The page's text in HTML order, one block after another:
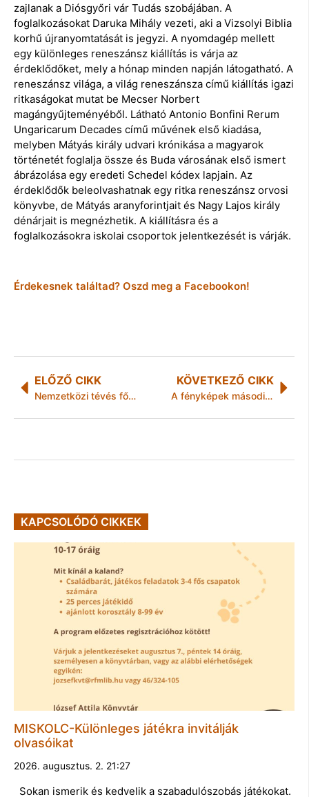
zajlanak a Diósgyőri vár Tudás szobájában. A
foglalkozásokat Daruka Mihály vezeti, aki a Vizsolyi Biblia
korhű újranyomtatását is jegyzi. A nyomdagép mellett
egy különleges reneszánsz kiállítás is várja az
érdeklődőket, mely a hónap minden napján látogatható. A
reneszánsz világa, a világ reneszánsza című kiállítás igazi
ritkaságokat mutat be Mecser Norbert
magángyűjteményéből. Látható Antonio Bonfini Rerum
Ungaricarum Decades című művének első kiadása,
melyben Mátyás király udvari krónikása a magyarok
történetét foglalja össze és Buda városának első ismert
ábrázolása egy eredeti Schedel kódex lapjain. Az
érdeklődők beleolvashatnak egy ritka reneszánsz orvosi
könyvbe, de Mátyás aranyforintjait és Nagy Lajos király
dénárjait is megnézhetik. A kiállításra és a
foglalkozásokra iskolai csoportok jelentkezését is várják.
Érdekesnek találtad? Oszd meg a Facebookon!
ELŐZŐ CIKK
Nemzetközi tévés fődíjat kapott az On The Spot
KÖVETKEZŐ CIKK
A fényképek második élete
KAPCSOLÓDÓ CIKKEK
MISKOLC-Különleges játékra invitálják
olvasóikat
2026. augusztus. 2. 21:27
Sokan ismerik és kedvelik a szabadulószobás játékokat.